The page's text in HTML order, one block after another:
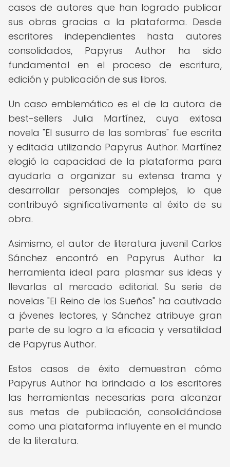
casos de autores que han logrado publicar
sus obras gracias a la plataforma. Desde
escritores independientes hasta autores
consolidados, Papyrus Author ha sido
fundamental en el proceso de escritura,
edición y publicación de sus libros.
Un caso emblemático es el de la autora de
best-sellers Julia Martínez, cuya exitosa
novela "El susurro de las sombras" fue escrita
y editada utilizando Papyrus Author. Martínez
elogió la capacidad de la plataforma para
ayudarla a organizar su extensa trama y
desarrollar personajes complejos, lo que
contribuyó significativamente al éxito de su
obra.
Asimismo, el autor de literatura juvenil Carlos
Sánchez encontró en Papyrus Author la
herramienta ideal para plasmar sus ideas y
llevarlas al mercado editorial. Su serie de
novelas "El Reino de los Sueños" ha cautivado
a jóvenes lectores, y Sánchez atribuye gran
parte de su logro a la eficacia y versatilidad
de Papyrus Author.
Estos casos de éxito demuestran cómo
Papyrus Author ha brindado a los escritores
las herramientas necesarias para alcanzar
sus metas de publicación, consolidándose
como una plataforma influyente en el mundo
de la literatura.